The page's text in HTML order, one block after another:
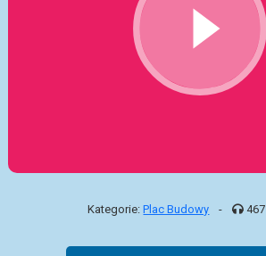
Kategorie:Plac Budowy - 467